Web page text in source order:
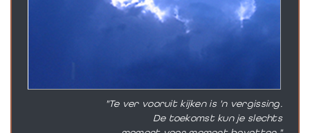
"Te ver vooruit kijken is 'n vergissing.
De toekomst kun je slechts